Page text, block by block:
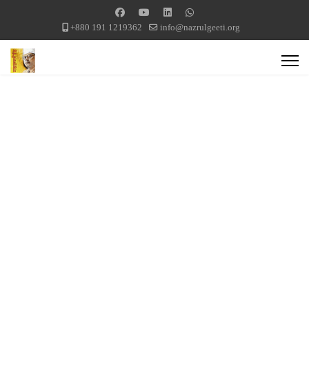
+880 191 1219362 info@nazrulgeeti.org